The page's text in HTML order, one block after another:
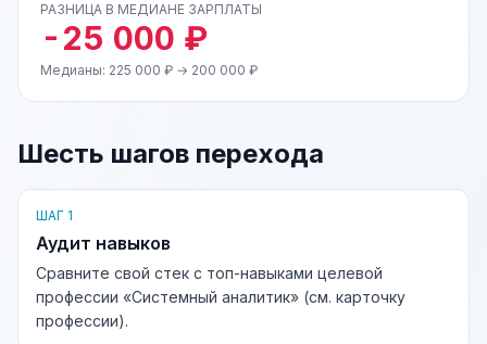
РАЗНИЦА В МЕДИАНЕ ЗАРПЛАТЫ
-25 000 ₽
Медианы: 225 000 ₽ → 200 000 ₽
Шесть шагов перехода
ШАГ 1
Аудит навыков
Сравните свой стек с топ-навыками целевой
профессии «Системный аналитик» (см. карточку
профессии).